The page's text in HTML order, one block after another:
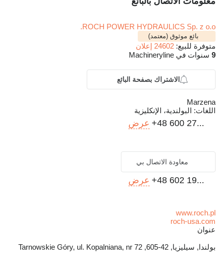
ROCH POWER HYDRAULICS Sp. z o.o.
بائع موثوق (معتمد)
متوفرة للبيع: 24602 إعلان
9 سنوات في Machineryline
الاشتراك بصفحة البائع
Marzena
اللغات: البولندية، الإنكليزية
+48 600 27... عرض
معاودة الاتصال بي
+48 602 19... عرض
www.roch.pl
roch-usa.com
عنوان
بولندا, سيليزيا, 42-605, Tarnowskie Góry, ul. Kopalniana, nr 72